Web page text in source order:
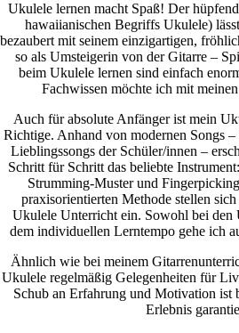
Ukulele lernen macht Spaß! Der
hawaiianischen Begriffs Ukulele)
bezaubert mit seinem einzigartigen,
so als Umsteigerin von der Gitarre –
beim Ukulele lernen sind einfach
Fachwissen möchte ich mit
Auch für absolute Anfänger ist mein
Richtige. Anhand von modernen Songs
Lieblingssongs der Schüler/innen –
Schritt für Schritt das beliebte
Strumming-Muster und
praxisorientierten Methode stellen
Ukulele Unterricht ein. Sowohl bei den
dem individuellen Lerntempo gehe ich
Ähnlich wie bei meinem
Ukulele regelmäßig Gelegenheiten für
Schub an Erfahrung und Motivation ist
Erlebnis